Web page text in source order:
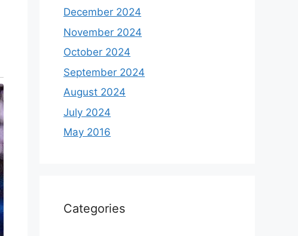
December 2024
November 2024
October 2024
September 2024
August 2024
July 2024
May 2016
Categories